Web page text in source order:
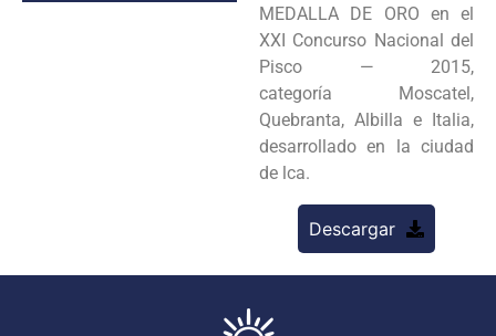
MEDALLA DE ORO en el
XXI Concurso Nacional del
Pisco — 2015,
categoría Moscatel,
Quebranta, Albilla e Italia,
desarrollado en la ciudad
de lca.
Descargar